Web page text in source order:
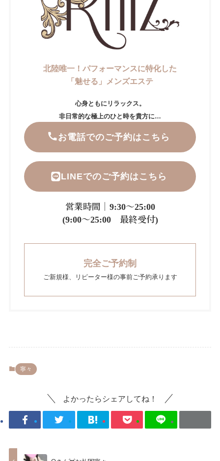
北陸唯一！パフォーマンスに特化した
「魅せる」メンズエステ
心身ともにリラックス。
非日常的な極上のひと時を貴方に…
お電話でのご予約はこちら
LINEでのご予約はこちら
営業時間｜9:30～25:00
(9:00～25:00 最終受付)
完全ご予約制
ご新規様、リピーター様の事前ご予約承ります
寧々
よかったらシェアしてね！